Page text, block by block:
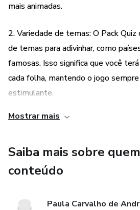
mais animadas.
2. Variedade de temas: O Pack
de temas para adivinhar, como
famosas. Isso significa que você
cada folha, mantendo o jogo
estimulante.
3. Fácil de usar: O Pack Quiz é um
imprimir as folhas e começar a jogar.
nenhum conhecimento técnico ou
Mostrar mais
Saiba mais sobre
conteúdo
Paula Carvalho de